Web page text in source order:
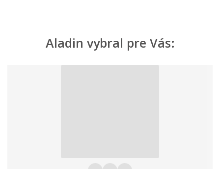
Aladin vybral pre Vás: